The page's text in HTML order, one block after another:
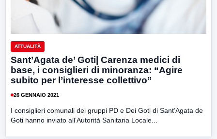
ATTUALITÀ
Sant’Agata de’ Goti| Carenza medici di
base, i consiglieri di minoranza: “Agire
subito per l’interesse collettivo”
26 GENNAIO 2021
I consiglieri comunali dei gruppi PD e Dei Goti di Sant’Agata de
Goti hanno inviato all’Autorità Sanitaria Locale...